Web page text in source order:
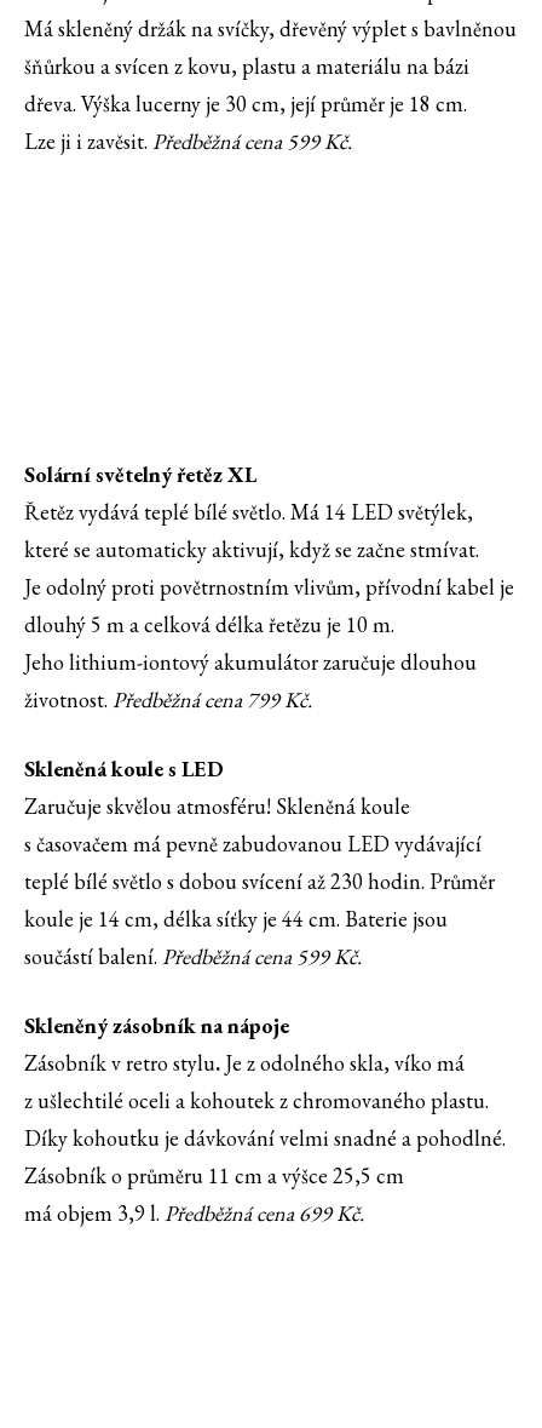
Má skleněný držák na svíčky, dřevěný výplet s bavlněnou
šňůrkou a svícen z kovu, plastu a materiálu na bázi
dřeva. Výška lucerny je 30 cm, její průměr je 18 cm.
Lze ji i zavěsit. Předběžná cena 599 Kč.
Solární světelný řetěz XL
Řetěz vydává teplé bílé světlo. Má 14 LED světýlek,
které se automaticky aktivují, když se začne stmívat.
Je odolný proti povětrnostním vlivům, přívodní kabel je
dlouhý 5 m a celková délka řetězu je 10 m.
Jeho lithium-iontový akumulátor zaručuje dlouhou
životnost. Předběžná cena 799 Kč.
Skleněná koule s LED
Zaručuje skvělou atmosféru! Skleněná koule
s časovačem má pevně zabudovanou LED vydávající
teplé bílé světlo s dobou svícení až 230 hodin. Průměr
koule je 14 cm, délka síťky je 44 cm. Baterie jsou
součástí balení. Předběžná cena 599 Kč.
Skleněný zásobník na nápoje
Zásobník v retro stylu. Je z odolného skla, víko má
z ušlechtilé oceli a kohoutek z chromovaného plastu.
Díky kohoutku je dávkování velmi snadné a pohodlné.
Zásobník o průměru 11 cm a výšce 25,5 cm
má objem 3,9 l. Předběžná cena 699 Kč.